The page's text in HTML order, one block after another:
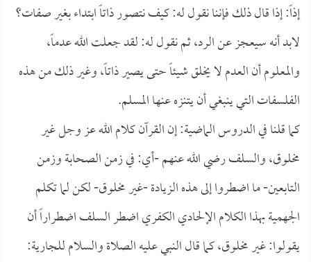
إذاً: إذا قال ذلك فإننا نقول له: كيف نتصور ذاتاً ابتداء بغير صفات؟
لابد أنه سيعجز عن الرد، ثم نقول له: لقد جعلت الله عدماً،
والمعلوم أن العدم لا يخلق شيئاً حتى يصير ذاتاً، وغير ذلك من هذه
الفلسفات التي ينبغي أن يتنزه عنها المسلم.
كما قلنا في الدروس الماضية: إن القرآن كلام الله عز وجل غير
مخلوق، والسلف رضي الله عنهم -أي: في زمن الصحابة وزمن
التابعين- ما اضطروا إلى هذه الزيادة -غير مخلوق- لكن لما تكلم
الجهمية بهذا الكلام الإلحادي الكفري اضطر السلف اضطراراً أن
يقولوا: غير مخلوق، كما قال النبي عليه الصلاة والسلام للجارية: